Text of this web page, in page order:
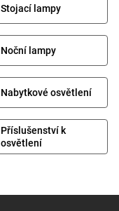
Stojací lampy
Noční lampy
Nabytkové osvětlení
Příslušenství k
osvětlení